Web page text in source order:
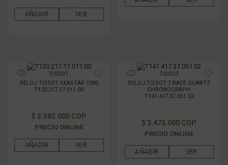
AÑADIR VER
TISSOT
RELOJ TISSOT SEASTAR 1000
T120.217.17.011.00
$ 3.582.000 COP
PRECIO ONLINE
AÑADIR VER
TISSOT
RELOJ TISSOT T-RACE QUARTZ
CHRONOGRAPH
T141.417.37.051.02
$ 3.473.000 COP
PRECIO ONLINE
AÑADIR VER